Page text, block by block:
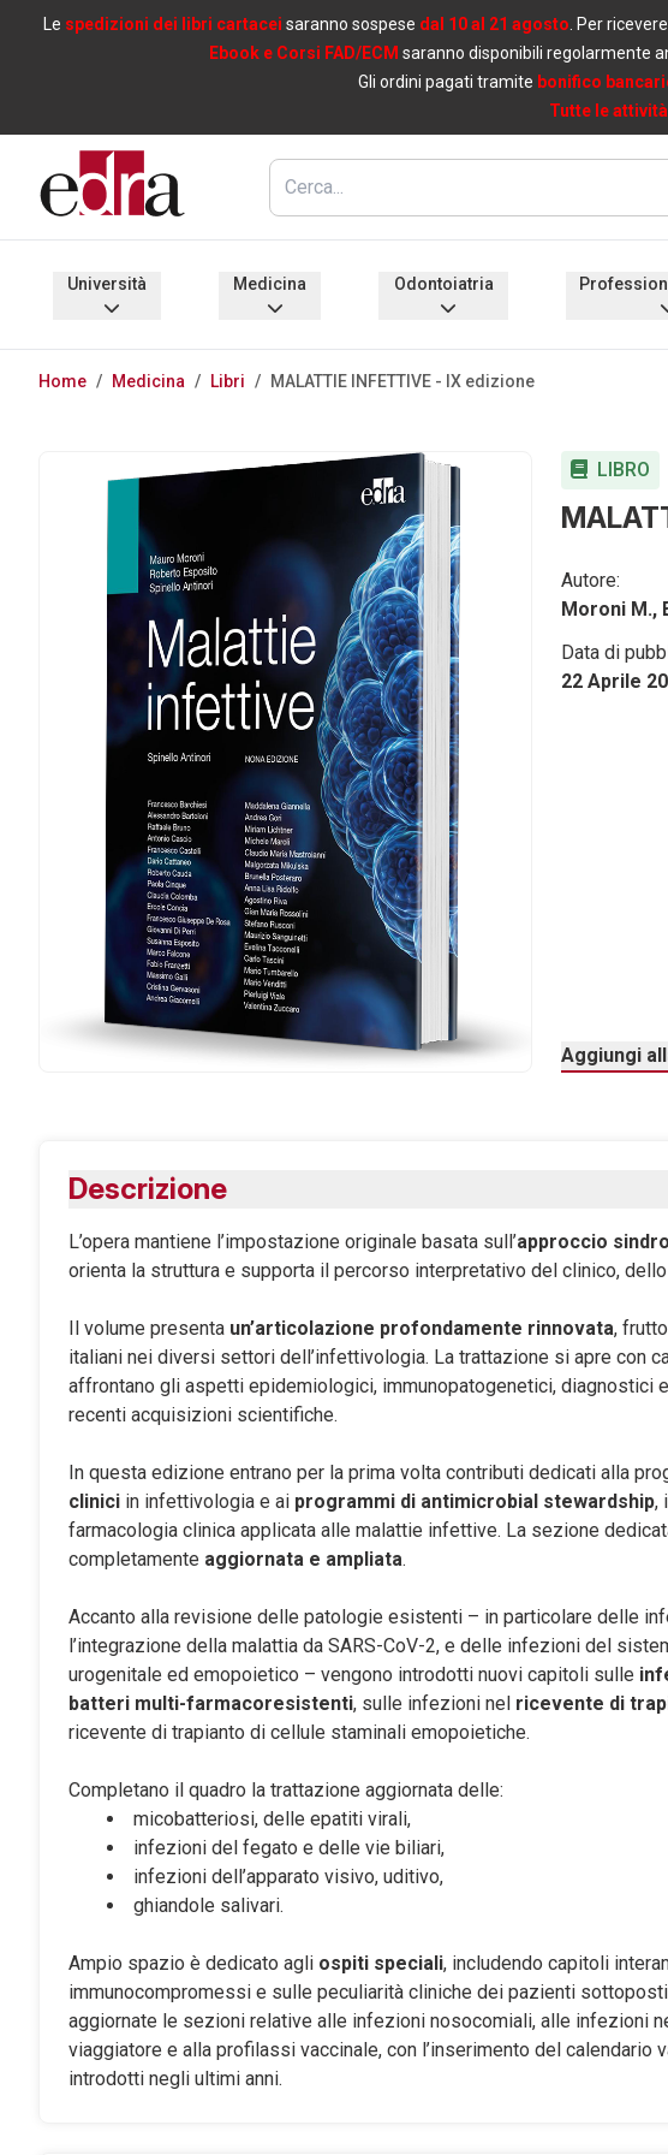
Le spedizioni dei libri cartacei saranno sospese dal 10 al 21 agosto . Per
Ebook e Corsi FAD/ECM saranno disponibili regolarmente
Gli ordini pagati tramite bonifico
Tutte le
Home / Medicina / Libri / MALATTIE INFETTIVE - IX edizione
LIBRO
Autore:
Moroni M.,
Data di
22 Aprile
Aggiungi
Descrizione
L’opera mantiene l’impostazione originale basata sull’approccio
orienta la struttura e supporta il percorso interpretativo del clinico,
Il volume presenta un’articolazione profondamente rinnovata,
italiani nei diversi settori dell’infettivologia. La trattazione si apre con
affrontano gli aspetti epidemiologici, immunopatogenetici, diagnostici
recenti acquisizioni scientifiche.
In questa edizione entrano per la prima volta contributi dedicati alla
clinici in infettivologia e ai programmi di antimicrobial stewardship,
farmacologia clinica applicata alle malattie infettive. La sezione
completamente aggiornata e ampliata.
Accanto alla revisione delle patologie esistenti – in particolare delle
l’integrazione della malattia da SARS-CoV-2, e delle infezioni del
urogenitale ed emopoietico – vengono introdotti nuovi capitoli sulle
batteri multi-farmacoresistenti, sulle infezioni nel ricevente di
ricevente di trapianto di cellule staminali emopoietiche.
Completano il quadro la trattazione aggiornata delle:
micobatteriosi, delle epatiti virali,
infezioni del fegato e delle vie biliari,
infezioni dell’apparato visivo, uditivo,
ghiandole salivari.
Ampio spazio è dedicato agli ospiti speciali, includendo capitoli
immunocompromessi e sulle peculiarità cliniche dei pazienti
aggiornate le sezioni relative alle infezioni nosocomiali, alle infezioni
viaggiatore e alla profilassi vaccinale, con l’inserimento del calendario
introdotti negli ultimi anni.